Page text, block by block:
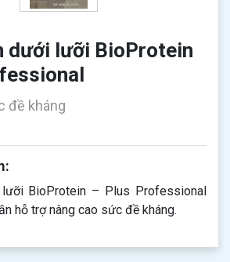
dưới lưỡi BioProtein
đề kháng
BioProtein – Plus Professional
hỗ trợ nâng cao sức đề kháng.